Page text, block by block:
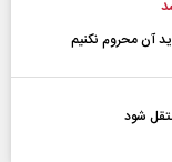
آن محروم نکنیم
شود